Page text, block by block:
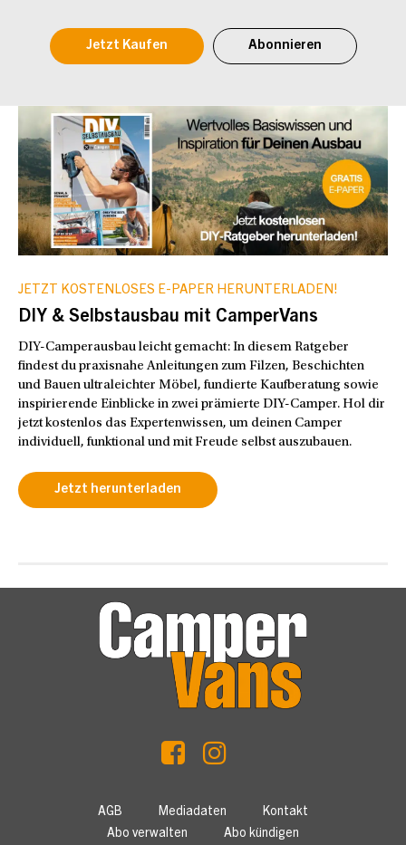
Jetzt Kaufen Abonnieren
JETZT KOSTENLOSES E-PAPER HERUNTERLADEN!
DIY & Selbstausbau mit CamperVans
DIY-Camperausbau leicht gemacht: In diesem Ratgeber
findest du praxisnahe Anleitungen zum Filzen, Beschichten
und Bauen ultraleichter Möbel, fundierte Kaufberatung sowie
inspirierende Einblicke in zwei prämierte DIY-Camper. Hol dir
jetzt kostenlos das Expertenwissen, um deinen Camper
individuell, funktional und mit Freude selbst auszubauen.
Jetzt herunterladen
AGB Mediadaten
Kontakt
Abo verwalten
Abo kündigen